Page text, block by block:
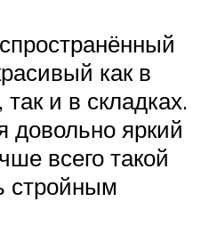
как в
и в складках.
довольно яркий
всего такой
стройным